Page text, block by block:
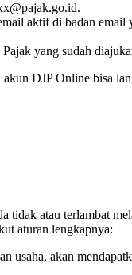
aktif di badan email
yang sudah
DJP Online bisa
tidak atau terlambat
aturan lengkapnya:
usaha, akan